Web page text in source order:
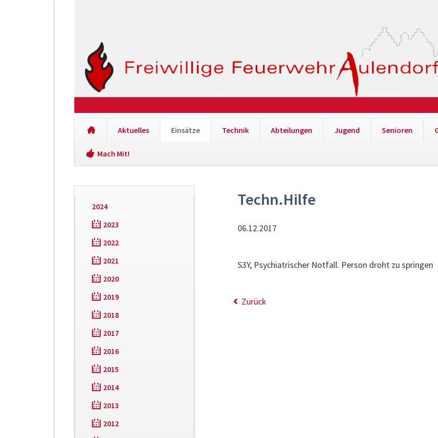
Aktuelles Einsätze Technik Abteilungen Jugend Senioren
Mach Mit!
überspringen
Techn.Hilfe
06.12.2017
S3Y, Psychiatrischer Notfall. Person droht zu springen
Zurück
Navigation
2024
2023
2022
2021
2020
2019
2018
2017
2016
2015
2014
2013
2012